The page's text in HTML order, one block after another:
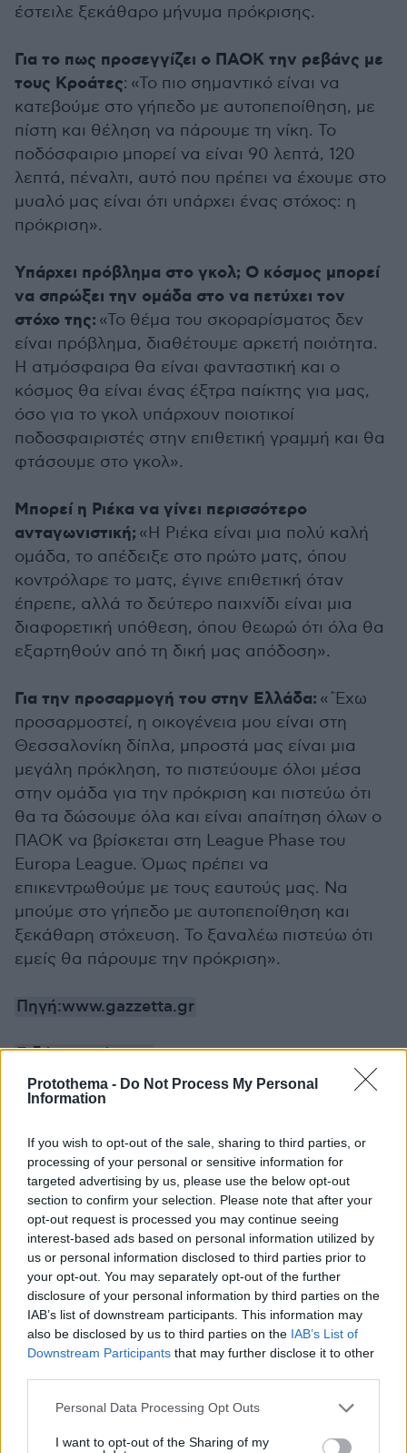
Protothema - Do Not Process My Personal
Information
If you wish to opt-out of the sale, sharing to third parties, or
processing of your personal or sensitive information for
targeted advertising by us, please use the below opt-out
section to confirm your selection. Please note that after your
opt-out request is processed you may continue seeing
interest-based ads based on personal information utilized by
us or personal information disclosed to third parties prior to
your opt-out. You may separately opt-out of the further
disclosure of your personal information by third parties on the
IAB’s list of downstream participants. This information may
also be disclosed by us to third parties on the IAB’s List of
Downstream Participants that may further disclose it to other
Please note that this website/app uses one or more Google
not limited to your visit or usage behaviour. You may click to
Personal Data Processing Opt Outs
I want to opt-out of the Sharing of my
έστειλε ξεκάθαρο μήνυμα πρόκρισης.
Για το πως προσεγγίζει ο ΠΑΟΚ την ρεβάνς με
τους Κροάτες: «Το πιο σημαντικό είναι να
κατεβούμε στο γήπεδο με αυτοπεποίθηση, με
πίστη και θέληση να πάρουμε τη νίκη. Το
ποδόσφαιριο μπορεί να είναι 90 λεπτά, 120
λεπτά, πέναλτι, αυτό που πρέπει να έχουμε στο
μυαλό μας είναι ότι υπάρχει ένας στόχος: η
πρόκριση».
Υπάρχει πρόβλημα στο γκολ; Ο κόσμος μπορεί
να σπρώξει την ομάδα στο να πετύχει τον
στόχο της: «Το θέμα του σκοραρίσματος δεν
είναι πρόβλημα, διαθέτουμε αρκετή ποιότητα.
Η ατμόσφαιρα θα είναι φανταστική και ο
κόσμος θα είναι ένας έξτρα παίκτης για μας,
όσο για το γκολ υπάρχουν ποιοτικοί
ποδοσφαιριστές στην επιθετική γραμμή και θα
φτάσουμε στο γκολ».
Μπορεί η Ριέκα να γίνει περισσότερο
ανταγωνιστική; «Η Ριέκα είναι μια πολύ καλή
ομάδα, το απέδειξε στο πρώτο ματς, όπου
κοντρόλαρε το ματς, έγινε επιθετική όταν
έπρεπε, αλλά το δεύτερο παιχνίδι είναι μια
διαφορετική υπόθεση, όπου θεωρώ ότι όλα θα
εξαρτηθούν από τη δική μας απόδοση».
Για την προσαρμογή του στην Ελλάδα: «΄Έχω
προσαρμοστεί, η οικογένεια μου είναι στη
Θεσσαλονίκη δίπλα, μπροστά μας είναι μια
μεγάλη πρόκληση, το πιστεύουμε όλοι μέσα
στην ομάδα για την πρόκριση και πιστεύω ότι
θα τα δώσουμε όλα και είναι απαίτηση όλων ο
ΠΑΟΚ να βρίσκεται στη League Phase του
Europa League. Όμως πρέπει να
επικεντρωθούμε με τους εαυτούς μας. Να
μπούμε στο γήπεδο με αυτοπεποίθηση και
ξεκάθαρη στόχευση. Το ξαναλέω πιστεύω ότι
εμείς θα πάρουμε την πρόκριση».
Πηγή:www.gazzetta.gr
Ειδήσεις σήμερα:
Πραξικοπηματίες μοναχοί επιχειρούν να
Μονή Σινά
Καταρρέει ο αμπελώνας: Η χειρότερη χρονιά
για τον τρύγο της Σαντορίνης
Κρίσιμη δοκιμή αντοχής στην ψηλότερη
γέφυρα του κόσμου λίγο πριν ανοίξει - Δείτε το
βίντεο με τα 96 φορτηγά
Ακολουθήστε τοprotothema.gr στο Google News
Δείτε όλες τις τελευταίεςΕιδήσειςαπό την Ελλάδα